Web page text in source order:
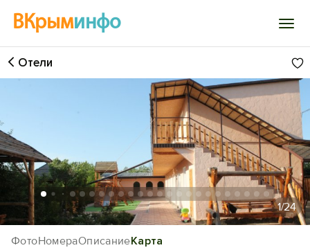
ВКрыминфо
Войти
История просмотра
Добавить свой объект
ФотоНомераОписаниеКарта
Отели
1/24